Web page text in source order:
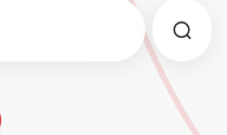
con una función de
el campo de